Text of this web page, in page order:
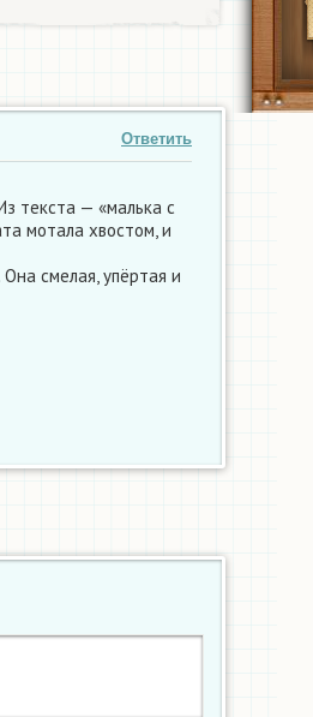
Ответить
текста — «малька с
мотала хвостом, и
смелая, упёртая и